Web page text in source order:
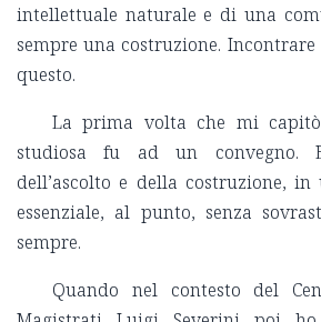
intellettuale naturale e di una
sempre una costruzione.
questo.
La prima volta che mi
studiosa fu ad un convegno.
dell’ascolto e della costruzione,
essenziale, al punto, senza
sempre.
Quando nel contesto del